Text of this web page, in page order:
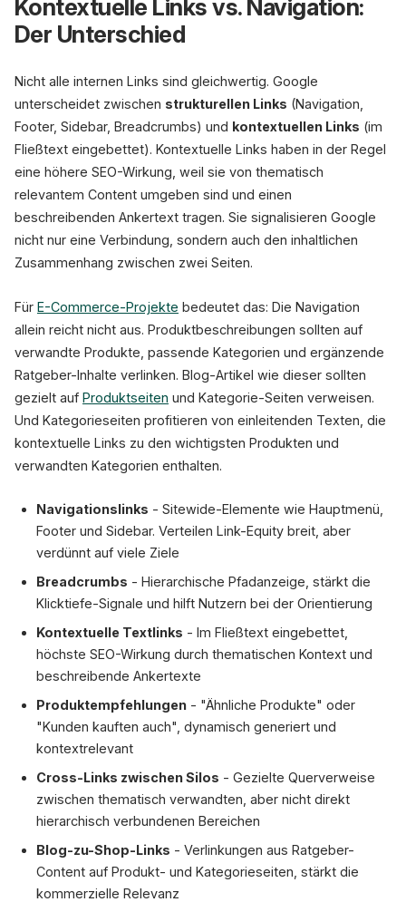
Kontextuelle Links vs. Navigation:
Der Unterschied
Nicht alle internen Links sind gleichwertig. Google
unterscheidet zwischen strukturellen Links (Navigation,
Footer, Sidebar, Breadcrumbs) und kontextuellen Links (im
Fließtext eingebettet). Kontextuelle Links haben in der Regel
eine höhere SEO-Wirkung, weil sie von thematisch
relevantem Content umgeben sind und einen
beschreibenden Ankertext tragen. Sie signalisieren Google
nicht nur eine Verbindung, sondern auch den inhaltlichen
Zusammenhang zwischen zwei Seiten.
Für E-Commerce-Projekte bedeutet das: Die Navigation
allein reicht nicht aus. Produktbeschreibungen sollten auf
verwandte Produkte, passende Kategorien und ergänzende
Ratgeber-Inhalte verlinken. Blog-Artikel wie dieser sollten
gezielt auf Produktseiten und Kategorie-Seiten verweisen.
Und Kategorieseiten profitieren von einleitenden Texten, die
kontextuelle Links zu den wichtigsten Produkten und
verwandten Kategorien enthalten.
Navigationslinks - Sitewide-Elemente wie Hauptmenü,
Footer und Sidebar. Verteilen Link-Equity breit, aber
verdünnt auf viele Ziele
Breadcrumbs - Hierarchische Pfadanzeige, stärkt die
Klicktiefe-Signale und hilft Nutzern bei der Orientierung
Kontextuelle Textlinks - Im Fließtext eingebettet,
höchste SEO-Wirkung durch thematischen Kontext und
beschreibende Ankertexte
Produktempfehlungen - "Ähnliche Produkte" oder
"Kunden kauften auch", dynamisch generiert und
kontextrelevant
Cross-Links zwischen Silos - Gezielte Querverweise
zwischen thematisch verwandten, aber nicht direkt
hierarchisch verbundenen Bereichen
Blog-zu-Shop-Links - Verlinkungen aus Ratgeber-
Content auf Produkt- und Kategorieseiten, stärkt die
kommerzielle Relevanz